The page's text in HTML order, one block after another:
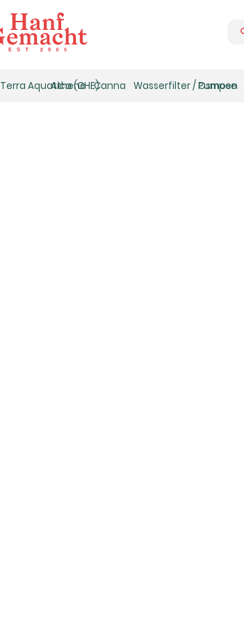
Terra Aquatica (GHE)
Athena Canna Wasserfilter / Osmose
Pumpen